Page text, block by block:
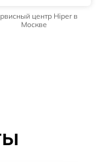
центр Hiper в
Москве